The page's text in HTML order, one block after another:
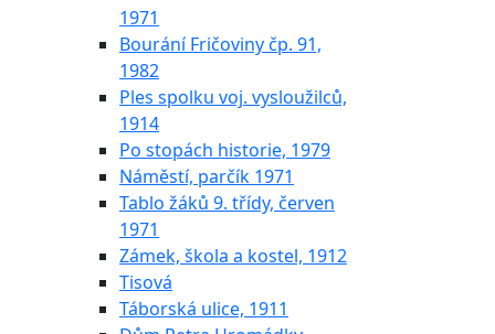
1971
Bourání Fričoviny čp. 91,
1982
Ples spolku voj. vysloužilců,
1914
Po stopách historie, 1979
Náměstí, parčík 1971
Tablo žáků 9. třídy, červen
1971
Zámek, škola a kostel, 1912
Tisová
Táborská ulice, 1911